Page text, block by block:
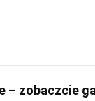
– zobaczcie